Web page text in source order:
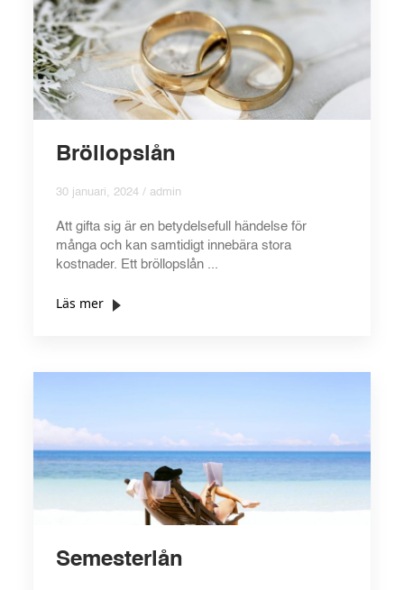
Bröllopslån
30 januari, 2024 / admin
Att gifta sig är en betydelsefull händelse för
många och kan samtidigt innebära stora
kostnader. Ett bröllopslån ...
Läs mer
Semesterlån